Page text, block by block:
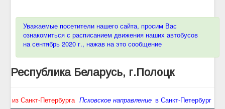
Уважаемые посетители нашего сайта, просим Вас
ознакомиться с расписанием движения наших автобусов
на сентябрь 2020 г., нажав на это сообщение
Республика Беларусь, г.Полоцк
из Санкт-Петербурга Псковское направление в Санкт-Петербург